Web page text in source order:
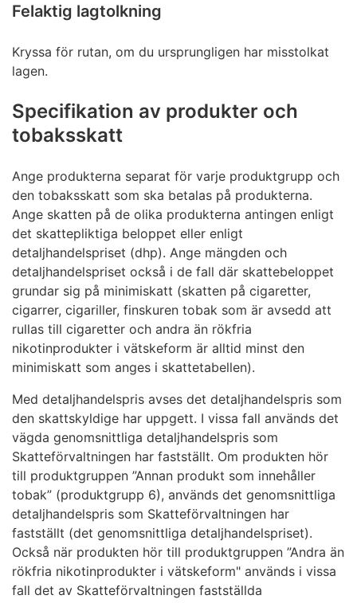
Felaktig lagtolkning
Kryssa för rutan, om du ursprungligen har misstolkat
lagen.
Specifikation av produkter och
tobaksskatt
Ange produkterna separat för varje produktgrupp och
den tobaksskatt som ska betalas på produkterna.
Ange skatten på de olika produkterna antingen enligt
det skattepliktiga beloppet eller enligt
detaljhandelspriset (dhp). Ange mängden och
detaljhandelspriset också i de fall där skattebeloppet
grundar sig på minimiskatt (skatten på cigaretter,
cigarrer, cigariller, finskuren tobak som är avsedd att
rullas till cigaretter och andra än rökfria
nikotinprodukter i vätskeform är alltid minst den
minimiskatt som anges i skattetabellen).
Med detaljhandelspris avses det detaljhandelspris som
den skattskyldige har uppgett. I vissa fall används det
vägda genomsnittliga detaljhandelspris som
Skatteförvaltningen har fastställt. Om produkten hör
till produktgruppen ”Annan produkt som innehåller
tobak” (produktgrupp 6), används det genomsnittliga
detaljhandelspris som Skatteförvaltningen har
fastställt (det genomsnittliga detaljhandelspriset).
Också när produkten hör till produktgruppen ”Andra än
rökfria nikotinprodukter i vätskeform" används i vissa
fall det av Skatteförvaltningen fastställda